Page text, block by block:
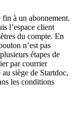
à un abonnement.
l’espace client
du compte. En
n’est pas
étapes de
par courrier
siège de Startdoc,
les conditions